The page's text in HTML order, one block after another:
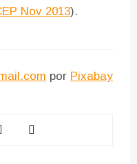
Nov 2013).
por Pixabay